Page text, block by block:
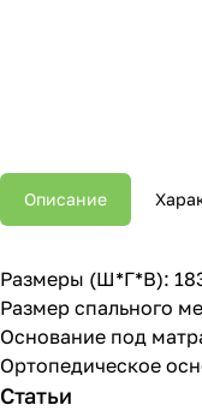
Описание
Размеры (Ш*Г*В):
Размер спального
Основание под
Ортопедическое
Статьи